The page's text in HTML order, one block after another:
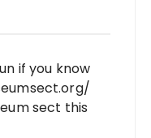
if you know
sect this